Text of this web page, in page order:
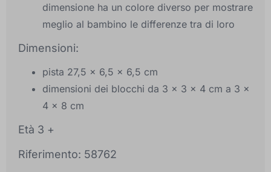
dimensione ha un colore diverso per mostrare
meglio al bambino le differenze tra di loro
Dimensioni:
pista 27,5 x 6,5 x 6,5 cm
dimensioni dei blocchi da 3 x 3 x 4 cm a 3 x
4 x 8 cm
Età 3 +
Riferimento: 58762